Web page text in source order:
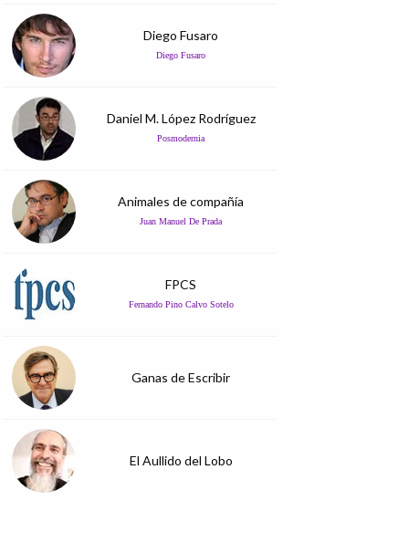
Diego Fusaro
Diego Fusaro
Daniel M. López Rodríguez
Posmodernia
Animales de compañía
Juan Manuel De Prada
FPCS
Fernando Pino Calvo Sotelo
Ganas de Escribir
El Aullido del Lobo